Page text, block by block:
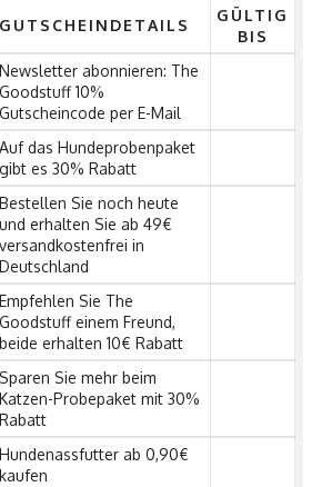
GUTSCHEINDETAILS
GÜLTIG
BIS
Newsletter abonnieren: The
Goodstuff 10%
Gutscheincode per E-Mail
Auf das Hundeprobenpaket
gibt es 30% Rabatt
Bestellen Sie noch heute
und erhalten Sie ab 49€
versandkostenfrei in
Deutschland
Empfehlen Sie The
Goodstuff einem Freund,
beide erhalten 10€ Rabatt
Sparen Sie mehr beim
Katzen-Probepaket mit 30%
Rabatt
Hundenassfutter ab 0,90€
kaufen